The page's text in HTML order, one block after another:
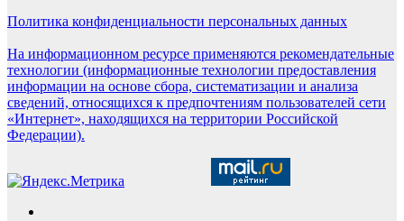
Политика конфиденциальности персональных данных
На информационном ресурсе применяются рекомендательные
технологии (информационные технологии предоставления
информации на основе сбора, систематизации и анализа
сведений, относящихся к предпочтениям пользователей сети
«Интернет», находящихся на территории Российской
Федерации).